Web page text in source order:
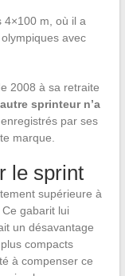
4×100 m, où il a
avec
2008 à sa retraite
sprinteur n’a
par ses
marque.
le sprint
supérieure à
gabarit lui
un désavantage
compacts
à compenser ce